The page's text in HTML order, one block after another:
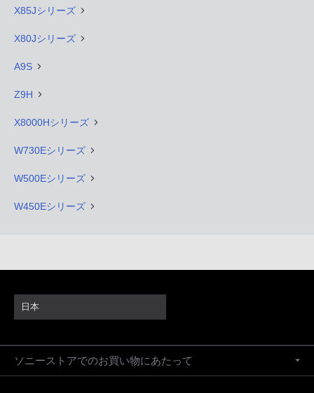
X85Jシリーズ
X80Jシリーズ
A9S
Z9H
X8000Hシリーズ
W730Eシリーズ
W500Eシリーズ
W450Eシリーズ
日本
ソニーストアでのお買い物にあたって